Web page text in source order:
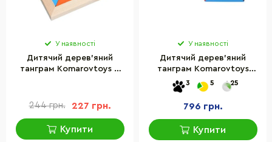
У наявності
Дитячий дерев'яний
танграм Komarovtoys А
244 грн. 227 грн.
Купити
У наявності
Дитячий дерев'яний
танграм Komarovtoys
А367/3 розмір 30х30 см
3 5 25
796 грн.
Купити